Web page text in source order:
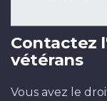
Contactez
vétérans
Vous avez le